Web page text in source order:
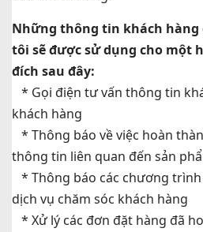
Những thông tin khách hàng
tôi sẽ được sử dụng cho một
đích sau đây:
* Gọi điện tư vấn thông tin
khách hàng
* Thông báo về việc hoàn
thông tin liên quan đến sản
* Thông báo các chương
dịch vụ chăm sóc khách hàng
* Xử lý các đơn đặt hàng đã